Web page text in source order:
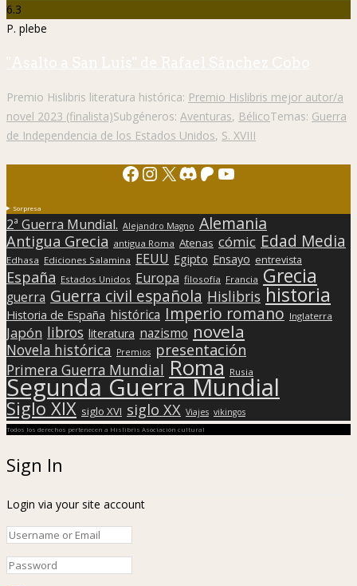
6.3
P. plebe
"Asalto a San Luis" de Rafael Sánchez Cobo
Premio Hislibris literatura histórica: Premio Hislibris mejor autor/a
novel 2023 (finalista)Subgéneros: Aventuras, BélicoTemas: Guerra
de Independencia de los Estados Unidos, S. XVIII
Facebook
Instagram
X Discord
Patreon
YouTube
Sorpresa
2ª Guerra Mundial. Alejandro Magno Alemania
Antigua Grecia antigua Roma Atenas cómic Edad Media
Edhasa Ediciones Salamina EEUU Egipto Ensayo entrevista
España Estados Unidos Europa filosofía Francia Grecia
guerra Guerra civil española Hislibris historia
Historia de España histórica Imperio romano Inglaterra
Japón libros literatura nazismo novela
Novela histórica Premios presentación
Primera Guerra Mundial Roma Rusia
Segunda Guerra Mundial
Siglo XIX siglo XVI siglo XX Viajes vikingos
Todos los derechos pertenecen a Hislibris Asociación cultural
Sign In
Login via your site account